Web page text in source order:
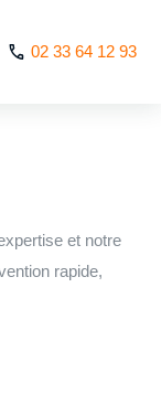
02 33 64 12 93
et notre
rapide,